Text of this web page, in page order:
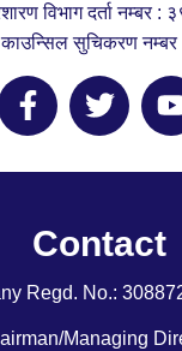
विभाग दर्ता नम्बर
सुचिकरण
Contact
Regd. No.:
Managing